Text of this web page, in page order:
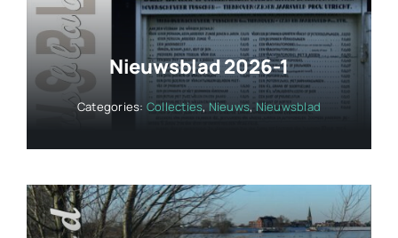
Nieuwsblad 2026-1
Categories: Collecties, Nieuws, Nieuwsblad